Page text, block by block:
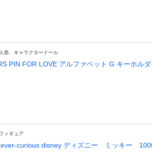
人形、キャラクタードール
PIN FOR LOVE アルファベット G キーホルダ
フィギュア
curious disney ディズニー ミッキー